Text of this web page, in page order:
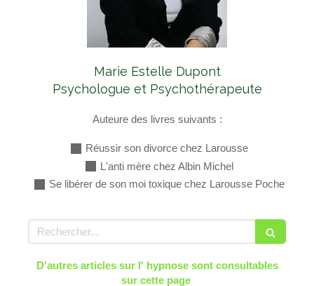
Marie Estelle Dupont
Psychologue et Psychothérapeute
Auteure des livres suivants :
Réussir son divorce chez Larousse
L'anti mère chez Albin Michel
Se libérer de son moi toxique chez Larousse Poche
Rechercher
D'autres articles sur l' hypnose sont consultables
sur cette page